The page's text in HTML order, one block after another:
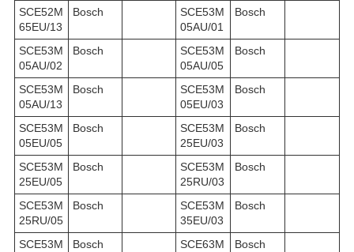
SCE52M
65EU/13
Bosch
SCE53M
05AU/01
Bosch
SCE53M
05AU/02
Bosch
SCE53M
05AU/05
Bosch
SCE53M
05AU/13
Bosch
SCE53M
05EU/03
Bosch
SCE53M
05EU/05
Bosch
SCE53M
25EU/03
Bosch
SCE53M
25EU/05
Bosch
SCE53M
25RU/03
Bosch
SCE53M
25RU/05
Bosch
SCE53M
35EU/03
Bosch
SCE53M
Bosch
SCE63M
Bosch